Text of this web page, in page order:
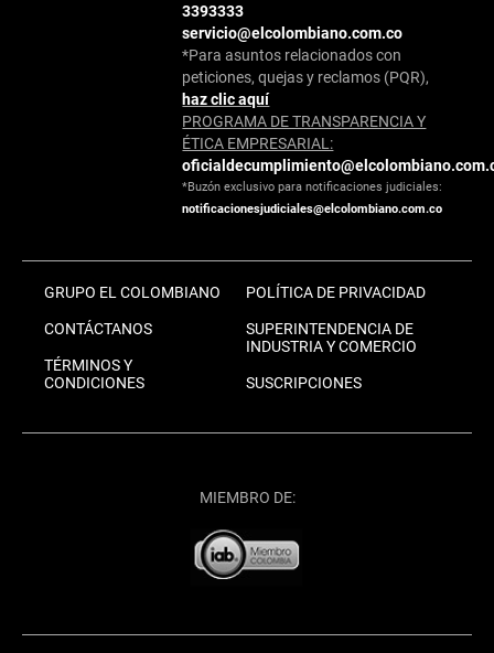
3393333
servicio@elcolombiano.com.co
*Para asuntos relacionados con
peticiones, quejas y reclamos (PQR),
haz clic aquí
PROGRAMA DE TRANSPARENCIA Y
ÉTICA EMPRESARIAL:
*Buzón exclusivo para notificaciones judiciales:
notificacionesjudiciales@elcolombiano.com.co
GRUPO EL COLOMBIANO
CONTÁCTANOS
TÉRMINOS Y
CONDICIONES
POLÍTICA DE PRIVACIDAD
SUPERINTENDENCIA DE
INDUSTRIA Y COMERCIO
SUSCRIPCIONES
MIEMBRO DE: